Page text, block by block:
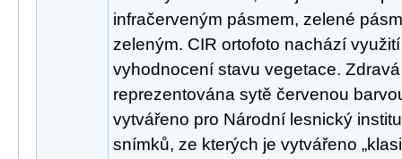
infračerveným pásmem, zelené
zeleným. CIR ortofoto nachází
vyhodnocení stavu vegetace.
reprezentována sytě červenou
vytvářeno pro Národní lesnický
snímků, ze kterých je vytvářeno